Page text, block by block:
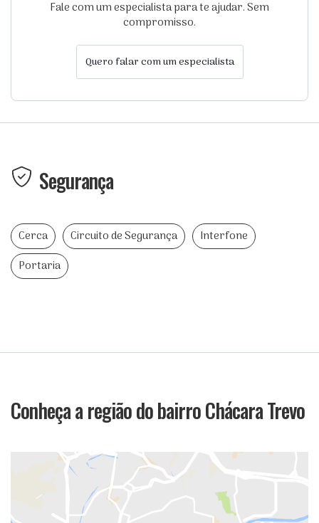
Fale com um especialista para te ajudar. Sem
compromisso.
Quero falar com um especialista
Segurança
Cerca Circuito de Segurança
Interfone
Portaria
Conheça a região do bairro Chácara Trevo